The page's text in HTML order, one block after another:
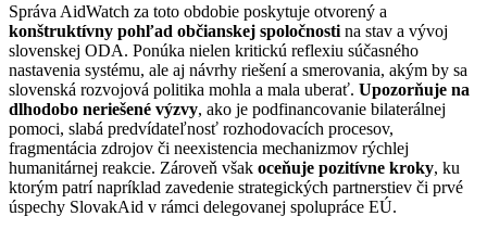
Správa AidWatch za toto obdobie poskytuje otvorený a
konštruktívny pohľad občianskej spoločnosti na stav a vývoj
slovenskej ODA. Ponúka nielen kritickú reflexiu súčasného
nastavenia systému, ale aj návrhy riešení a smerovania, akým by sa
slovenská rozvojová politika mohla a mala uberať. Upozorňuje na
dlhodobo neriešené výzvy, ako je podfinancovanie bilaterálnej
pomoci, slabá predvídateľnosť rozhodovacích procesov,
fragmentácia zdrojov či neexistencia mechanizmov rýchlej
humanitárnej reakcie. Zároveň však oceňuje pozitívne kroky, ku
ktorým patrí napríklad zavedenie strategických partnerstiev či prvé
úspechy SlovakAid v rámci delegovanej spolupráce EÚ.